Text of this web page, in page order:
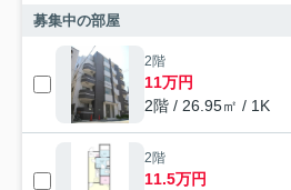
募集中の部屋
2階
11万円
2階 / 26.95㎡ / 1K
2階
11.5万円